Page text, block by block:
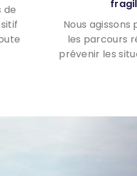
de
Nous
les parcours
prévenir les